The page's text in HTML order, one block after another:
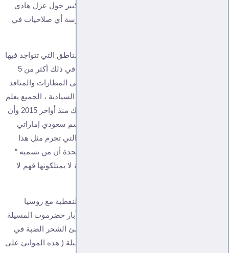
” من هذه الصلاحيات في الوقت الذي يثار جدل كبير حول عزل هادي
ومنعه من العودة ومنع حكومته الشكلية من ممارسة أي صلاحيات في
لا أحد يستطيع أن يزعم أنه لا يعرف كيف تدار المناطق التي تتواجد فيها
القوات السعودية جنوب وجنوب شرق اليمن بما في ذلك أكثر من 5
موانئ ومحطات وآبار نفطية وغازية ، بالاضافة إلى المطارات والمنافذ
البرية ،وأين تذهب العائدات المالية لهذه الموارد السيادية ، الجميع يعلم
أن السعودية والامارات وضعوا ايدهم على كل ذلك منذ أواخر 2015 وأن
هذا الاتفاق الذي جاء متأخرا جزء منه بسبب تقاسم سعودي إماراتي
في ضل غياب أو بالأصح تغييب القوانين الأممية التي تجرم مثل هذا
السطو والإحتلال ، خاصة أنها تدرك أي الامم المتحدة أن من تسميه ”
شرعية ” ليسوا سوى محللين ، وحتى هذه الصفة لا يمتلكونها فهم لا
الجديد في هذا الملف أن السعودية وبعد أزمتها النفطية مع روسيا
تسعى لضخ نحو 800 ألف برميل نفط يوميا من آبار حضرموت المسيلة
، وشبوة بلحاف وتوسيع الطاقة الاستيعابية لموانئ الشحر الضبة في
حضرموت وميناء بلحاف شبوة خلال الأشهر المقبلة ( هذه الموانئ على